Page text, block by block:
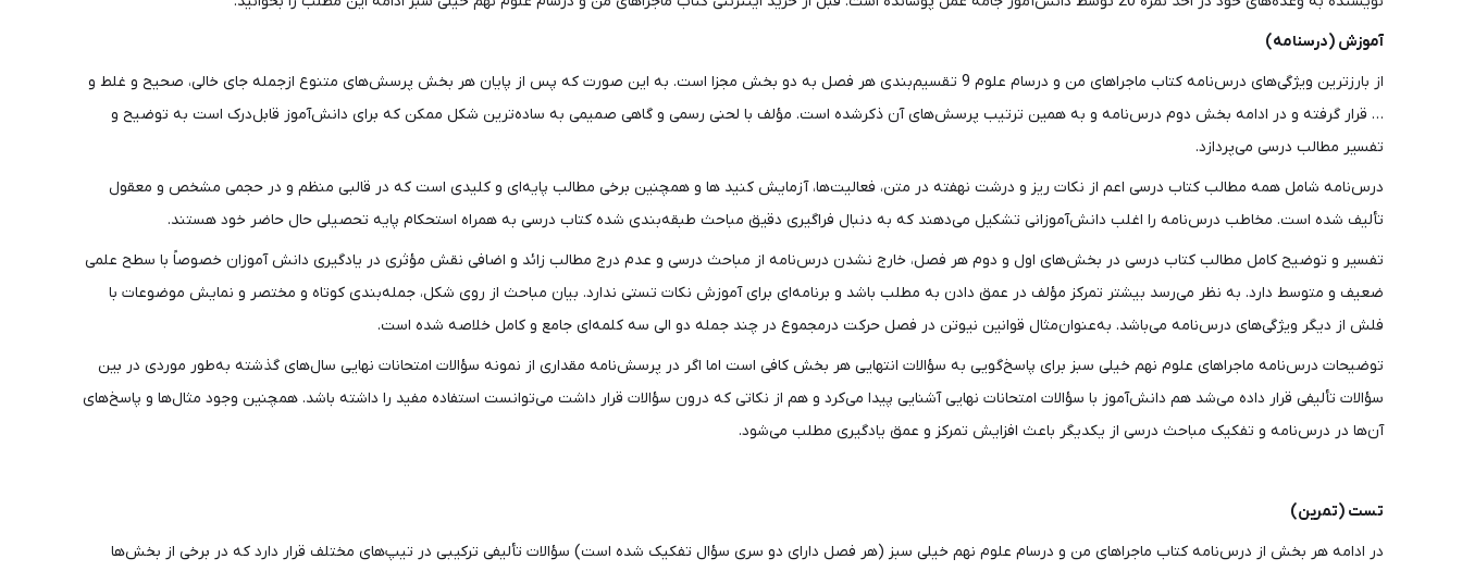
آموزش (درسنامه)
از بارزترین ویژگی‌های درس‌نامه کتاب ماجراهای من و درسام علوم 9 تقسیم‌بندی هر فصل به دو بخش مجزا است. به این صورت که پس از پایان هر بخش پرسش‌های متنوع ازجمله جای خالی، صحیح و غلط و
… قرار گرفته و در ادامه بخش دوم درس‌نامه و به همین ترتیب پرسش‌های آن ذکرشده است. مؤلف با لحنی رسمی و گاهی صمیمی به ساده‌ترین شکل ممکن که برای دانش‌آموز قابل‌درک است به توضیح و
تفسیر مطالب درسی می‌پردازد.
درس‌نامه شامل همه مطالب کتاب درسی اعم از نکات ریز و درشت نهفته در متن، فعالیت‌ها، آزمایش کنید ها و همچنین برخی مطالب پایه‌ای و کلیدی است که در قالبی منظم و در حجمی مشخص و معقول
تألیف شده است. مخاطب درس‌نامه را اغلب دانش‌آموزانی تشکیل می‌دهند که به دنبال فراگیری دقیق مباحث طبقه‌بندی‌ شده کتاب درسی به همراه استحکام پایه تحصیلی حال حاضر خود هستند.
تفسیر و توضیح کامل مطالب کتاب درسی در بخش‌های اول و دوم هر فصل، خارج نشدن درس‌نامه از مباحث درسی و عدم درج مطالب زائد و اضافی نقش مؤثری در یادگیری دانش آموزان خصوصاً با سطح علمی
ضعیف و متوسط دارد. به نظر می‌رسد بیشتر تمرکز مؤلف در عمق دادن به مطلب باشد و برنامه‌ای برای آموزش نکات تستی ندارد. بیان مباحث از روی شکل، جمله‌بندی کوتاه و مختصر و نمایش موضوعات با
فلش از دیگر ویژگی‌های درس‌نامه می‌باشد. به‌عنوان‌مثال قوانین نیوتن در فصل حرکت درمجموع در چند جمله دو الی سه‌ کلمه‌ای جامع و کامل خلاصه ‌شده است.
توضیحات درس‌نامه ماجراهای علوم نهم خیلی سبز برای پاسخ‌گویی به سؤالات انتهایی هر بخش کافی است اما اگر در پرسش‌نامه مقداری از نمونه سؤالات امتحانات نهایی سال‌های گذشته به‌طور موردی در بین
سؤالات تألیفی قرار داده می‌شد هم دانش‌آموز با سؤالات امتحانات نهایی آشنایی پیدا می‌کرد و هم از نکاتی که درون سؤالات قرار داشت می‌توانست استفاده مفید را داشته باشد. همچنین وجود مثال‌ها و پاسخ‌های
آن‌ها در درس‌نامه و تفکیک مباحث درسی از یکدیگر باعث افزایش تمرکز و عمق یادگیری مطلب می‌شود.
تست (تمرین)
در ادامه هر بخش از درس‌نامه کتاب ماجراهای من و درسام علوم نهم خیلی سبز (هر فصل دارای دو سری سؤال تفکیک‌ شده است) سؤالات تألیفی ترکیبی در تیپ‌های مختلف قرار دارد که در برخی از بخش‌ها